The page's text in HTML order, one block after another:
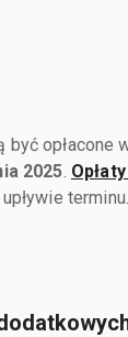
opłacone
2025
terminu.